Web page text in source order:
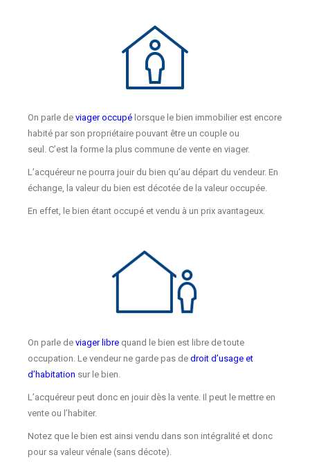
On parle deviager occupé lorsque le bien immobilier est encore
habité par son propriétaire pouvant être un couple ou
seul. C’est la forme la plus commune de vente en viager.
L’acquéreur ne pourra jouir du bien qu’au départ du vendeur. En
échange, la valeur du bien est décotée de la valeur occupée.
En effet, le bien étant occupé et vendu à un prix avantageux.
On parle deviager libre quand le bien est libre de toute
occupation. Le vendeur ne garde pas dedroit d’usage et
d’habitation sur le bien.
L’acquéreur peut donc en jouir dès la vente. Il peut le mettre en
vente ou l’habiter.
Notez que le bien est ainsi vendu dans son intégralité et donc
pour sa valeur vénale (sans décote).